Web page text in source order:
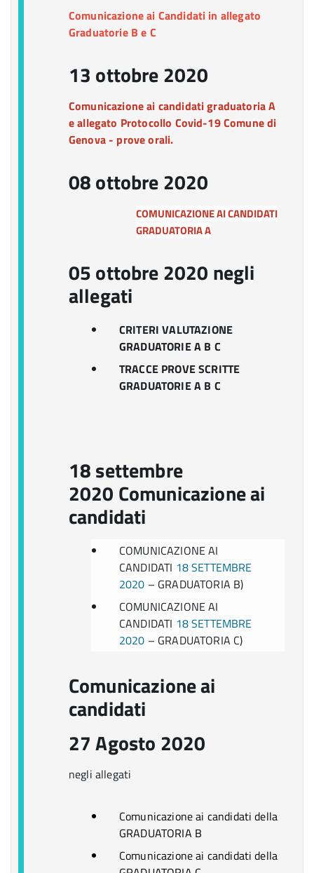
Comunicazione ai Candidati in allegato
Graduatorie B e C
13 ottobre 2020
Comunicazione ai candidati graduatoria A
e allegato Protocollo Covid-19 Comune di
Genova - prove orali.
08 ottobre 2020
COMUNICAZIONE AI CANDIDATI
GRADUATORIA A
05 ottobre 2020 negli
allegati
CRITERI VALUTAZIONE
GRADUATORIE A B C
TRACCE PROVE SCRITTE
GRADUATORIE A B C
18 settembre
2020 Comunicazione ai
candidati
COMUNICAZIONE AI
CANDIDATI 18 SETTEMBRE
2020 – GRADUATORIA B)
COMUNICAZIONE AI
CANDIDATI 18 SETTEMBRE
2020 – GRADUATORIA C)
Comunicazione ai
candidati
27 Agosto 2020
negli allegati
Comunicazione ai candidati della
GRADUATORIA B
Comunicazione ai candidati della